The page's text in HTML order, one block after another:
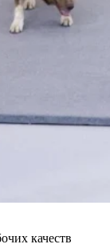
качеств